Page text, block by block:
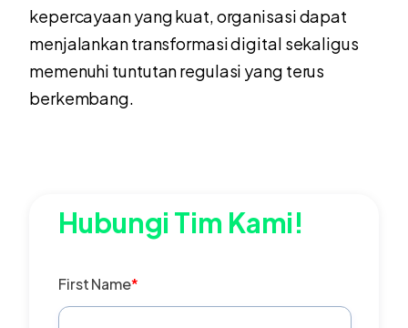
kepercayaan yang kuat, organisasi dapat
menjalankan transformasi digital sekaligus
memenuhi tuntutan regulasi yang terus
berkembang.
Hubungi Tim Kami!
First Name*